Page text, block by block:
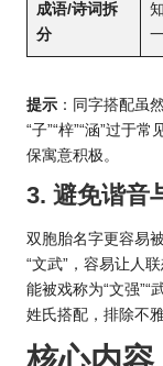
成语/诗词拆
分
提示 ：同字搭配虽
“子”“梓”“涵”过于
保寓意积极。
3. 避免谐音
双胞胎名字更容易
“文武”，容易让人
能被戏称为“文强”“
姓氏搭配，排除不